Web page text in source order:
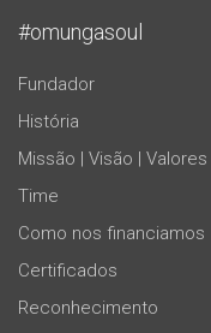
#omungasoul
Fundador
História
Missão | Visão | Valores
Time
Como nos financiamos
Certificados
Reconhecimento